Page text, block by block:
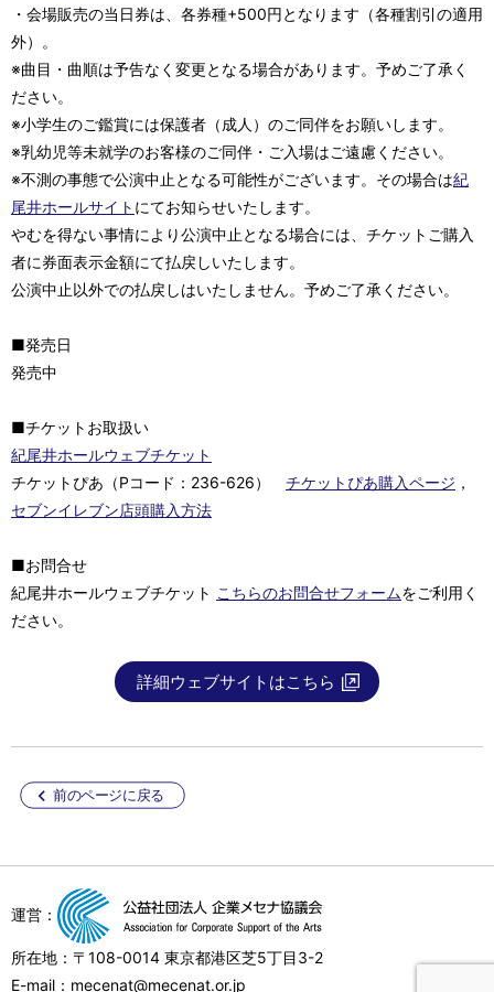
・会場販売の当日券は、各券種+500円となります（各種割引の適用
外）。
※曲目・曲順は予告なく変更となる場合があります。予めご了承く
ださい。
※小学生のご鑑賞には保護者（成人）のご同伴をお願いします。
※乳幼児等未就学のお客様のご同伴・ご入場はご遠慮ください。
※不測の事態で公演中止となる可能性がございます。その場合は紀
尾井ホールサイト にてお知らせいたします。
やむを得ない事情により公演中止となる場合には、チケットご購入
者に券面表示金額にて払戻しいたします。
公演中止以外での払戻しはいたしません。予めご了承ください。
■発売日
発売中
■チケットお取扱い
紀尾井ホールウェブチケット
チケットぴあ（Pコード：236-626） チケットぴあ購入ページ ，
セブンイレブン店頭購入方法
■お問合せ
紀尾井ホールウェブチケット こちらのお問合せフォームをご利用く
ださい。
詳細ウェブサイトはこちら
前のページに戻る
運営：
所在地：〒108-0014 東京都港区芝5丁目3-2
E-mail：mecenat@mecenat.or.jp